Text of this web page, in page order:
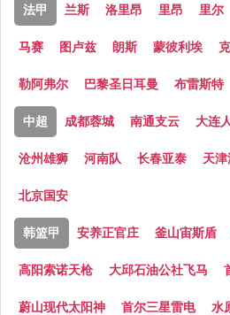
法甲 兰斯 洛里昂 里昂 里尔
马赛 图卢兹 朗斯 蒙彼利埃
勒阿弗尔 巴黎圣日耳曼 布雷斯特
中超 成都蓉城 南通支云 大连
沧州雄狮 河南队 长春亚泰 天
北京国安
韩篮甲 安养正官庄 釜山宙斯盾
高阳索诺天枪 大邱石油公社飞马
蔚山现代太阳神 首尔三星雷电 水